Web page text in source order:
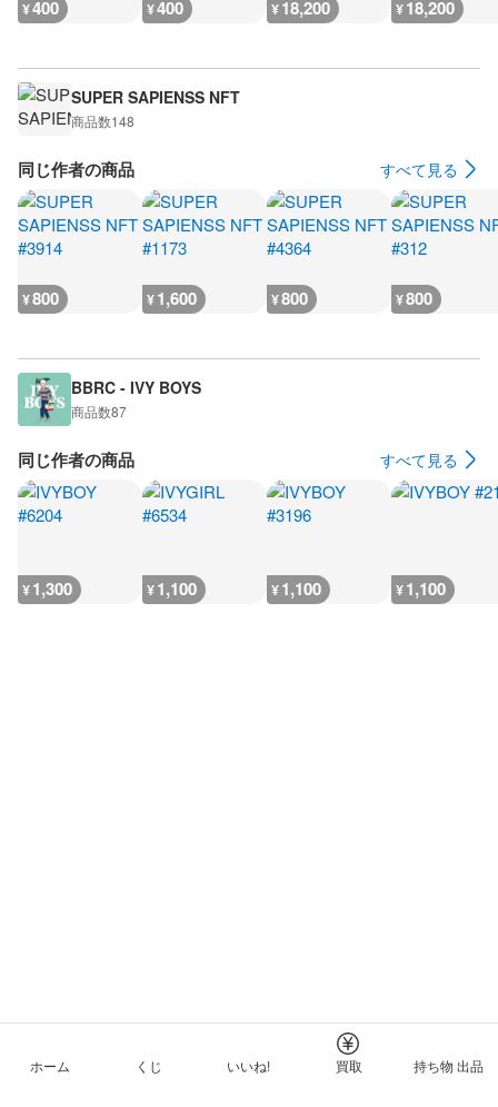
¥400 ¥400 ¥18,200 ¥18,200
SUPER SAPIENSS NFT
商品数148
同じ作者の商品 すべて見る
¥800 ¥1,600 ¥800 ¥800
BBRC - IVY BOYS
商品数87
同じ作者の商品 すべて見る
¥1,300 ¥1,100 ¥1,100 ¥1,100
ホーム くじ いいね! 買取 持ち物 出品